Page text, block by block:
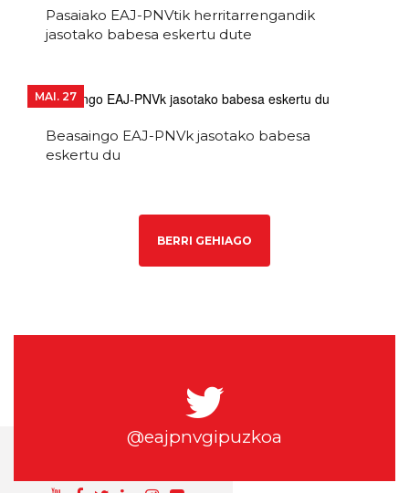
Pasaiako EAJ-PNVtik herritarrengandik
jasotako babesa eskertu dute
MAI. 27
Beasaingo EAJ-PNVk jasotako babesa
eskertu du
BERRI GEHIAGO
@eajpnvgipuzkoa